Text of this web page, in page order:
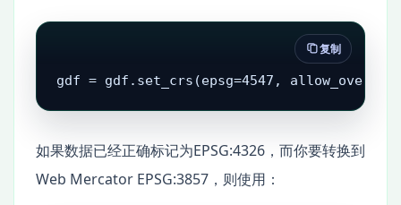
gdf = gdf.set_crs(epsg=4547,
复制
如果数据已经正确标记为EPSG:4326，而你要转换到
Web Mercator EPSG:3857，则使用：